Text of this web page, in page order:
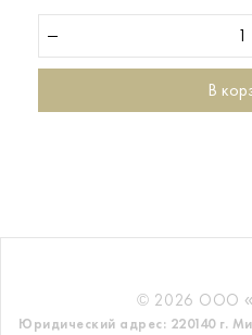
В
© 2026 ООО
Юридический адрес: 220140 г.